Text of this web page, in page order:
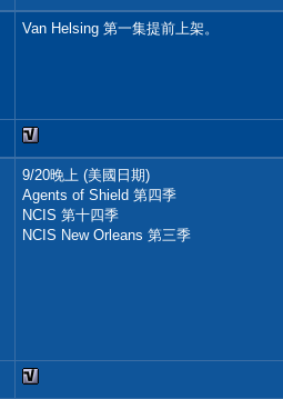
Van Helsing 第一集提前上架。
9/20晚上 (美國日期)
Agents of Shield 第四季
NCIS 第十四季
NCIS New Orleans 第三季